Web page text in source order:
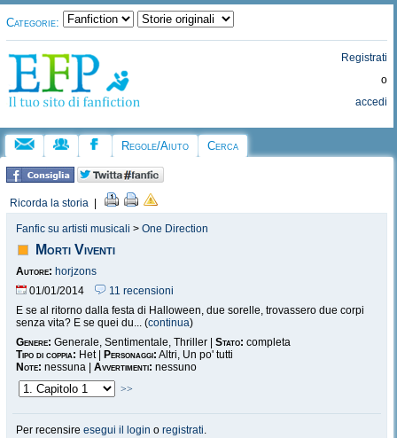
Categorie:
Registrati
o
accedi
Regole/Aiuto Cerca
Ricorda la storia
Fanfic su artisti musicali > One Direction
Morti Viventi
Autore: horjzons
01/01/2014
11 recensioni
E se al ritorno dalla festa di Halloween, due sorelle, trovassero due corpi
senza vita? E se quei du... (continua)
Genere: Generale, Sentimentale, Thriller | Stato: completa
Tipo di coppia: Het | Personaggi: Altri, Un po' tutti
Note: nessuna | Avvertimenti: nessuno
>>
Per recensire esegui il login o registrati.